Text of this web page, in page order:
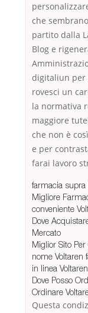
che
partito dalla
Blog e
digitaliun per
rovesci un
la normativa
maggiore
che non è
e per
farai lavoro
farmacia supra
Migliore
conveniente
Dove
Mercato
Miglior Sito
nome Voltaren
in linea
Dove Posso
Ordinare
Questa